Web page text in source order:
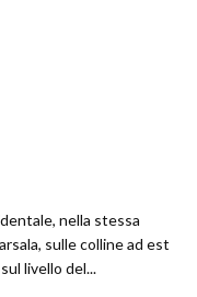
nella stessa
sulle colline ad est
livello del...